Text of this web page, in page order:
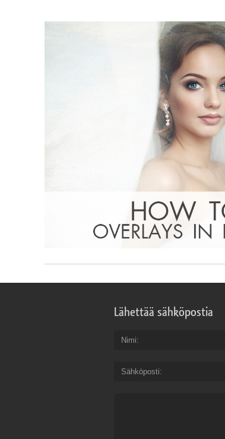
Lähettää sähköpostia
Nimi
Sähköposti